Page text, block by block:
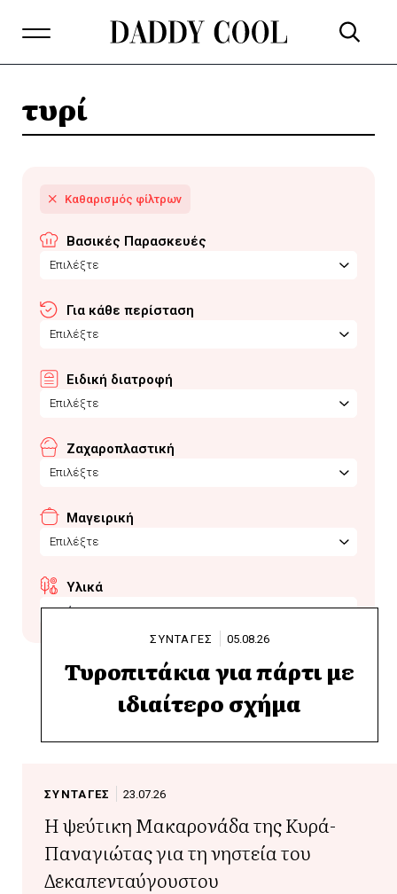
τυρί
Βασικές Παρασκευές
Επιλέξτε
Για κάθε περίσταση
Επιλέξτε
Ειδική διατροφή
Επιλέξτε
Ζαχαροπλαστική
Επιλέξτε
Μαγειρική
Επιλέξτε
Υλικά
τυρί
ΣΥΝΤΑΓΕΣ 05.08.26
Τυροπιτάκια για πάρτι με
ιδιαίτερο σχήμα
ΣΥΝΤΑΓΕΣ 23.07.26
Η ψεύτικη Μακαρονάδα της Κυρά-
Παναγιώτας για τη νηστεία του
Δεκαπενταύγουστου